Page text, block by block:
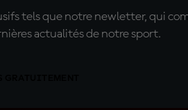
tels que notre newletter, qui
actualités de notre sport.